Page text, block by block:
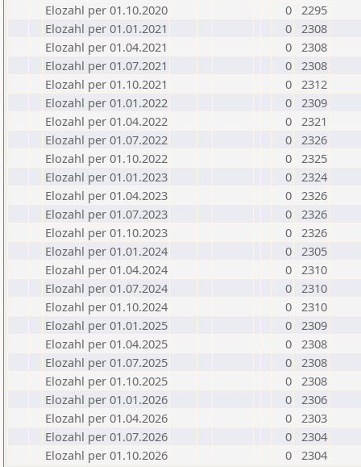
Elozahl per 01.10.2020
0 2295
Elozahl per 01.01.2021
0 2308
Elozahl per 01.04.2021
0 2308
Elozahl per 01.07.2021
0 2308
Elozahl per 01.10.2021
0 2312
Elozahl per 01.01.2022
0 2309
Elozahl per 01.04.2022
0 2321
Elozahl per 01.07.2022
0 2326
Elozahl per 01.10.2022
0 2325
Elozahl per 01.01.2023
0 2324
Elozahl per 01.04.2023
0 2326
Elozahl per 01.07.2023
0 2326
Elozahl per 01.10.2023
0 2326
Elozahl per 01.01.2024
0 2305
Elozahl per 01.04.2024
0 2310
Elozahl per 01.07.2024
0 2310
Elozahl per 01.10.2024
0 2310
Elozahl per 01.01.2025
0 2309
Elozahl per 01.04.2025
0 2308
Elozahl per 01.07.2025
0 2308
Elozahl per 01.10.2025
0 2308
Elozahl per 01.01.2026
0 2306
Elozahl per 01.04.2026
0 2303
Elozahl per 01.07.2026
0 2304
Elozahl per 01.10.2026
0 2304